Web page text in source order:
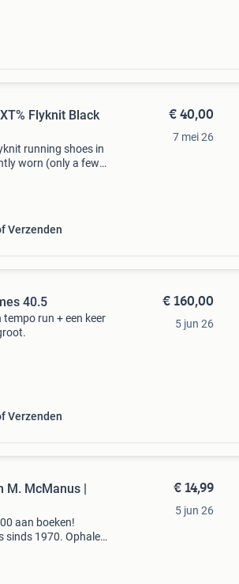
Flyknit Black
running shoes in
worn (only a few
Verzenden
€ 40,00
7 mei 26
40.5
tempo run + een keer
Verzenden
€ 160,00
5 jun 26
M. McManus |
aan boeken!
sinds 1970. Ophalen
€ 14,99
5 jun 26